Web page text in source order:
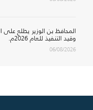
المحافظ بن الوزير يطلع
وقيد التنفيذ للعام 2026م.
06/08/2026